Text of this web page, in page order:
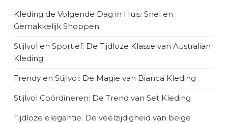
Kleding de Volgende Dag in Huis: Snel en
Gemakkelijk Shoppen
Stijlvol en Sportief: De Tijdloze Klasse van Australian
Kleding
Trendy en Stijlvol: De Magie van Bianca Kleding
Stijlvol Coördineren: De Trend van Set Kleding
Tijdloze elegantie: De veelzijdigheid van beige